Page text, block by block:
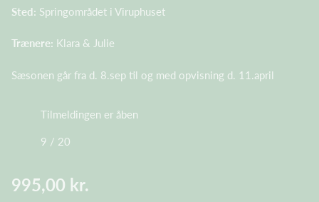
Sted: Springområdet i Viruphuset
Trænere: Klara & Julie
Sæsonen går fra d. 8.sep til og med opvisning d. 11.april
Tilmeldingen er åben
9 / 20
995,00 kr.